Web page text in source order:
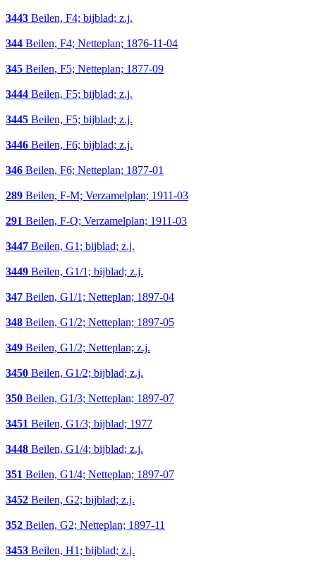
3443 Beilen, F4; bijblad; z.j.
344 Beilen, F4; Netteplan; 1876-11-04
345 Beilen, F5; Netteplan; 1877-09
3444 Beilen, F5; bijblad; z.j.
3445 Beilen, F5; bijblad; z.j.
3446 Beilen, F6; bijblad; z.j.
346 Beilen, F6; Netteplan; 1877-01
289 Beilen, F-M; Verzamelplan; 1911-03
291 Beilen, F-Q; Verzamelplan; 1911-03
3447 Beilen, G1; bijblad; z.j.
3449 Beilen, G1/1; bijblad; z.j.
347 Beilen, G1/1; Netteplan; 1897-04
348 Beilen, G1/2; Netteplan; 1897-05
349 Beilen, G1/2; Netteplan; z.j.
3450 Beilen, G1/2; bijblad; z.j.
350 Beilen, G1/3; Netteplan; 1897-07
3451 Beilen, G1/3; bijblad; 1977
3448 Beilen, G1/4; bijblad; z.j.
351 Beilen, G1/4; Netteplan; 1897-07
3452 Beilen, G2; bijblad; z.j.
352 Beilen, G2; Netteplan; 1897-11
3453 Beilen, H1; bijblad; z.j.